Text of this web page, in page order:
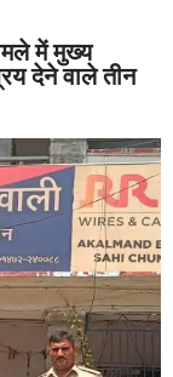
में मुख्य
देने वाले तीन